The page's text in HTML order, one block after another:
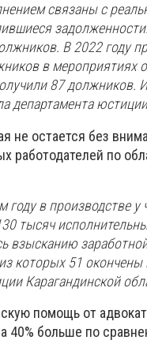
связаны с
В 2022 году
в мероприятиях
87 должников.
департамента
не остается без
работодателей по
в производстве
тысяч
взысканию
которых 51
Карагандинской
помощь от
40% больше по